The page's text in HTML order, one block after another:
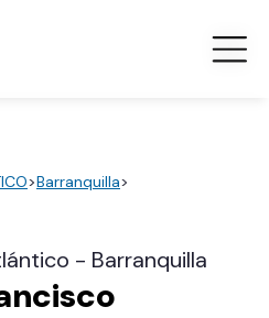
>Barranquilla>
- Barranquilla